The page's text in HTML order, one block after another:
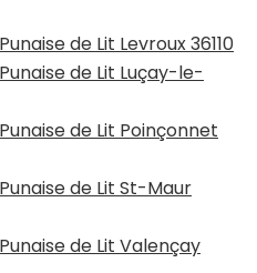
de Lit Levroux 36110
de Lit Luçay-le-
de Lit Poinçonnet
de Lit St-Maur
de Lit Valençay